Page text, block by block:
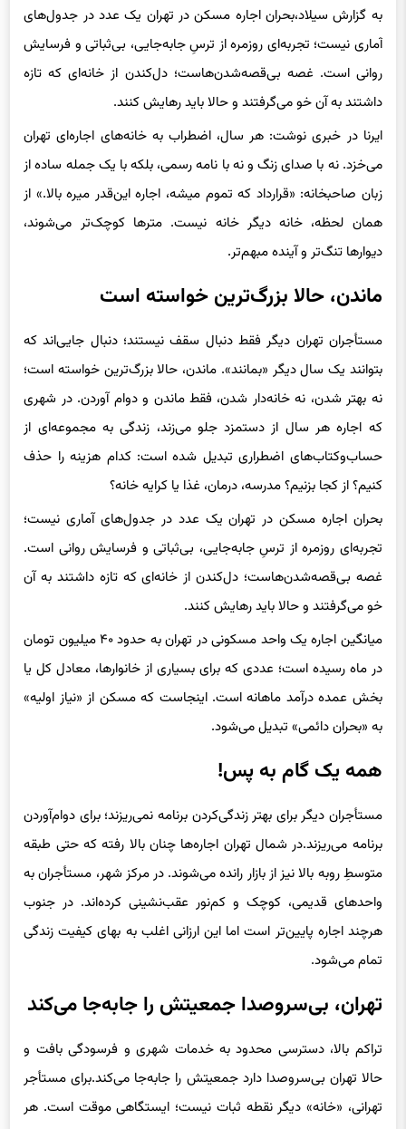
آماری نیست؛ تجربه‌ای روزمره از ترسِ جابه‌جایی، بی‌ثباتی و فرسایش
روانی است. غصه بی‌قصه‌شدن‌هاست؛ دل‌کندن از خانه‌ای که تازه
داشتند به آن خو می‌گرفتند و حالا باید رهایش کنند.
ایرنا در خبری نوشت: هر سال، اضطراب به خانه‌های اجاره‌ای تهران
می‌خزد. نه با صدای زنگ و نه با نامه رسمی، بلکه با یک جمله ساده از
زبان صاحبخانه: «قرارداد که تموم میشه، اجاره این‌قدر میره بالا.» از
همان لحظه، خانه دیگر خانه نیست. مترها کوچک‌تر می‌شوند،
دیوارها تنگ‌تر و آینده مبهم‌تر.
ماندن، حالا بزرگ‌ترین خواسته است
مستأجران تهران دیگر فقط دنبال سقف نیستند؛ دنبال جایی‌اند که
بتوانند یک سال دیگر «بمانند». ماندن، حالا بزرگ‌ترین خواسته است؛
نه بهتر شدن، نه خانه‌دار شدن، فقط ماندن و دوام آوردن. در شهری
که اجاره هر سال از دستمزد جلو می‌زند، زندگی به مجموعه‌ای از
حساب‌وکتاب‌های اضطراری تبدیل شده است: کدام هزینه را حذف
کنیم؟ از کجا بزنیم؟ مدرسه، درمان، غذا یا کرایه خانه؟
بحران اجاره مسکن در تهران یک عدد در جدول‌های آماری نیست؛
تجربه‌ای روزمره از ترسِ جابه‌جایی، بی‌ثباتی و فرسایش روانی است.
غصه بی‌قصه‌شدن‌هاست؛ دل‌کندن از خانه‌ای که تازه داشتند به آن
خو می‌گرفتند و حالا باید رهایش کنند.
در ماه رسیده است؛ عددی که برای بسیاری از خانوارها، معادل کل یا
بخش عمده درآمد ماهانه است. اینجاست که مسکن از «نیاز اولیه»
به «بحران دائمی» تبدیل می‌شود.
همه یک گام به پس!
مستأجران دیگر برای بهتر زندگی‌کردن برنامه نمی‌ریزند؛ برای دوام‌آوردن
برنامه می‌ریزند.در شمال تهران اجاره‌ها چنان بالا رفته که حتی طبقه
متوسطِ روبه بالا نیز از بازار رانده می‌شوند. در مرکز شهر، مستأجران به
واحدهای قدیمی، کوچک و کم‌نور عقب‌نشینی کرده‌اند. در جنوب
هرچند اجاره پایین‌تر است اما این ارزانی اغلب به بهای کیفیت زندگی
تمام می‌شود.
تهران، بی‌سروصدا جمعیتش را جابه‌جا می‌کند
تراکم بالا، دسترسی محدود به خدمات شهری و فرسودگی بافت و
حالا تهران بی‌سروصدا دارد جمعیتش را جابه‌جا می‌کند.برای مستأجر
تهرانی، «خانه» دیگر نقطه ثبات نیست؛ ایستگاهی موقت است. هر
قرارداد یک ساله با سایه سنگین سال بعد امضا می‌شود. بسیاری از